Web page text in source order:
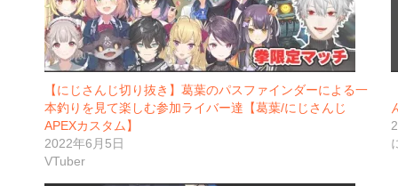
【にじさんじ切り抜き】葛葉のパスファインダーによる一
本釣りを見て楽しむ参加ライバー達【葛葉/にじさんじ
APEXカスタム】
2022年6月5日
VTuber